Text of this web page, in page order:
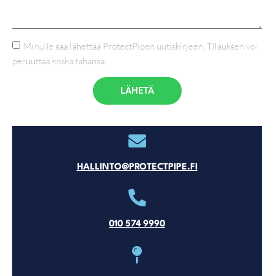
Minulle saa lähettää ProtectPipen uutiskirjeen. TIlauksen voi
peruuttaa koska tahansa.
LÄHETÄ
HALLINTO@PROTECTPIPE.FI
010 574 9990